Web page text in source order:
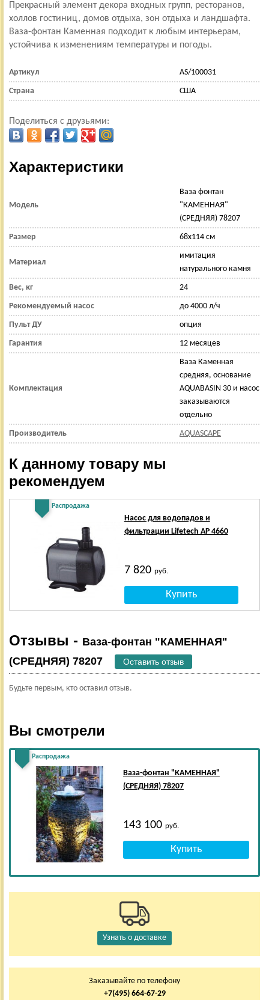
Прекрасный элемент декора входных групп, ресторанов,
холлов гостиниц, домов отдыха, зон отдыха и ландшафта.
Ваза-фонтан Каменная подходит к любым интерьерам,
устойчива к изменениям температуры и погоды.
Артикул AS/100031
Страна США
Поделиться с друзьями:
Характеристики
Модель
Ваза фонтан
"КАМЕННАЯ"
(СРЕДНЯЯ) 78207
Размер 68х114 см
Материал
имитация
натурального камня
Вес, кг 24
Рекомендуемый насос до 4000 л/ч
Пульт ДУ опция
Гарантия 12 месяцев
Комплектация
Ваза Каменная
средняя, основание
AQUABASIN 30 и насос
заказываются
отдельно
Производитель AQUASCAPE
К данному товару мы
рекомендуем
Распродажа
Насос для водопадов и
фильтрации Lifetech AP 4660
7 820 руб.
Отзывы - Ваза-фонтан "КАМЕННАЯ"
(СРЕДНЯЯ) 78207
Оставить отзыв
Будьте первым, кто оставил отзыв.
Вы смотрели
Распродажа
Ваза-фонтан "КАМЕННАЯ"
(СРЕДНЯЯ) 78207
143 100 руб.
Узнать о доставке
Заказывайте по телефону
+7(495) 664-67-29